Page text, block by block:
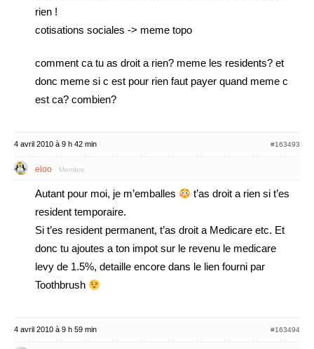
rien !
cotisations sociales -> meme topo
comment ca tu as droit a rien? meme les residents? et
donc meme si c est pour rien faut payer quand meme c
est ca? combien?
4 avril 2010 à 9 h 42 min #163493
eloo Membre
Autant pour moi, je m’emballes
t’as droit a rien si t’es
resident temporaire.
Si t’es resident permanent, t’as droit a Medicare etc. Et
donc tu ajoutes a ton impot sur le revenu le medicare
levy de 1.5%, detaille encore dans le lien fourni par
Toothbrush
4 avril 2010 à 9 h 59 min #163494